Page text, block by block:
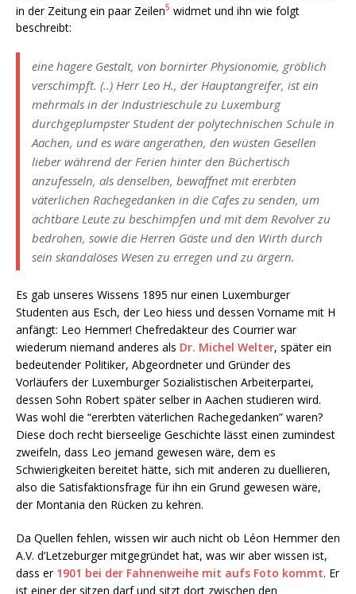
in der Zeitung ein paar Zeilen5 widmet und ihn wie folgt
beschreibt:
eine hagere Gestalt, von bornirter Physionomie, gröblich
verschimpft. (..) Herr Leo H., der Hauptangreifer, ist ein
mehrmals in der Industrieschule zu Luxemburg
durchgeplumpster Student der polytechnischen Schule in
Aachen, und es wäre angerathen, den wüsten Gesellen
lieber während der Ferien hinter den Büchertisch
anzufesseln, als denselben, bewaffnet mit ererbten
väterlichen Rachegedanken in die Cafes zu senden, um
achtbare Leute zu beschimpfen und mit dem Revolver zu
bedrohen, sowie die Herren Gäste und den Wirth durch
sein skandalöses Wesen zu erregen und zu ärgern.
Es gab unseres Wissens 1895 nur einen Luxemburger
Studenten aus Esch, der Leo hiess und dessen Vorname mit H
anfängt: Leo Hemmer! Chefredakteur des Courrier war
wiederum niemand anderes als Dr. Michel Welter, später ein
bedeutender Politiker, Abgeordneter und Gründer des
Vorläufers der Luxemburger Sozialistischen Arbeiterpartei,
dessen Sohn Robert später selber in Aachen studieren wird.
Was wohl die “ererbten väterlichen Rachegedanken” waren?
Diese doch recht bierseelige Geschichte lässt einen zumindest
zweifeln, dass Leo jemand gewesen wäre, dem es
Schwierigkeiten bereitet hätte, sich mit anderen zu duellieren,
also die Satisfaktionsfrage für ihn ein Grund gewesen wäre,
der Montania den Rücken zu kehren.
Da Quellen fehlen, wissen wir auch nicht ob Léon Hemmer den
A.V. d’Letzeburger mitgegründet hat, was wir aber wissen ist,
dass er 1901 bei der Fahnenweihe mit aufs Foto kommt. Er
ist einer der sitzen darf und sitzt dort zwischen den